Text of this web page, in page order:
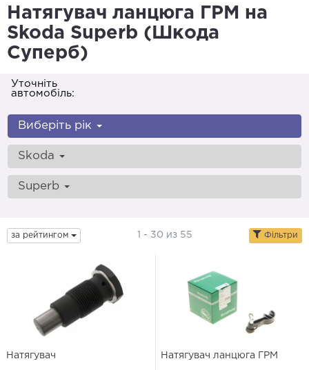
Натягувач ланцюга ГРМ на
Skoda Superb (Шкода
Суперб)
Уточніть
автомобіль:
Виберіть рік
Skoda
Superb
за рейтингом 1 - 30 из 55 Фільтри
Натягувач Натягувач ланцюга ГРМ